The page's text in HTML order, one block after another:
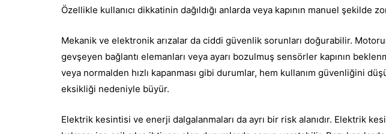
Özellikle kullanıcı dikkatinin dağıldığı anlarda veya kapının manuel şekilde
Mekanik ve elektronik arızalar da ciddi güvenlik sorunları doğurabilir.
gevşeyen bağlantı elemanları veya ayarı bozulmuş sensörler kapının
veya normalden hızlı kapanması gibi durumlar, hem kullanım güvenliğini
eksikliği nedeniyle büyür.
Elektrik kesintisi ve enerji dalgalanmaları da ayrı bir risk alanıdır. Elektrik